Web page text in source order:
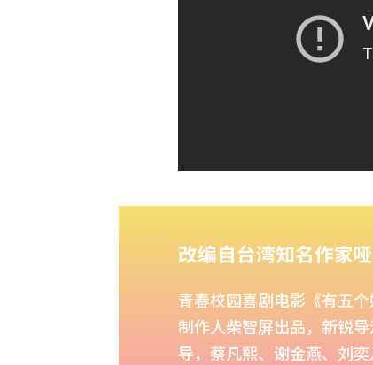
改编自台湾知名作家
青春校园喜剧电影《有五
制作人柴智屏出品，新锐
导，蔡凡熙、谢金燕、刘